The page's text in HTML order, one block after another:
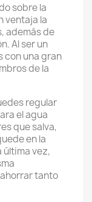
sobre la
ventaja la
además de
Al ser un
con una gran
de la
regular
el agua
que salva,
en la
última vez,
tanto